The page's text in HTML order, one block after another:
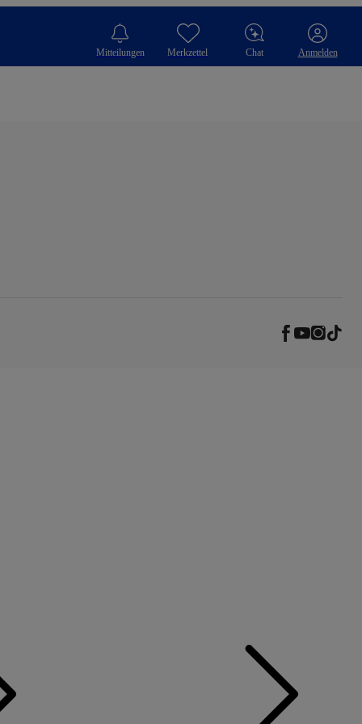
Mitteilungen Merkzettel Chat Anmelden